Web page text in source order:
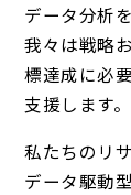
データ分析
我々は戦略
標達成に必
支援します。
私たちのリ
データ駆動